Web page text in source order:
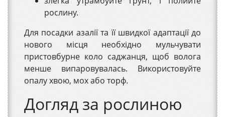
рослину.
Для посадки азалії та її швидкої адаптації до
нового місця необхідно мульчувати
пристовбурне коло саджанця, щоб волога
менше випаровувалась. Використовуйте
опалу хвою, мох або торф.
Догляд за рослиною